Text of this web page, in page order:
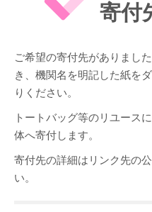
寄付
ご希望の寄付先がありまし
き、機関名を明記した紙を
りください。
トートバッグ等のリユース
体へ寄付します。
寄付先の詳細はリンク先の
い。